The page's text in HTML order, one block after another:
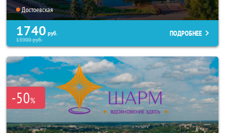
Достоевская
1740 руб.
13900руб.
ПОДРОБНЕЕ
-50%